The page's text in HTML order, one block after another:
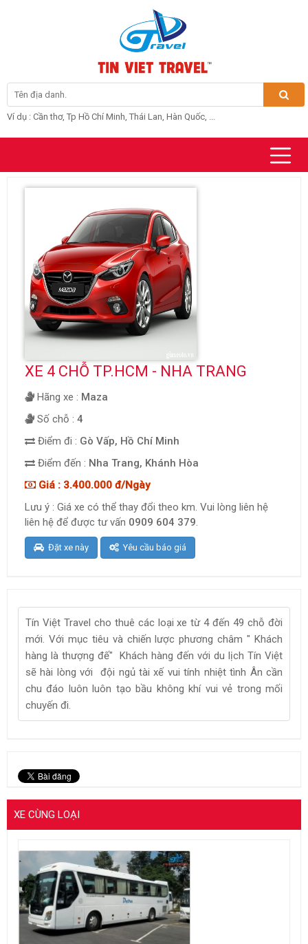
Ví dụ : Cần thơ, Tp Hồ Chí Minh, Thái Lan, Hàn Quốc, ...
XE 4 CHỖ TP.HCM - NHA TRANG
Hãng xe : Maza
Số chỗ : 4
Điểm đi : Gò Vấp, Hồ Chí Minh
Điểm đến : Nha Trang, Khánh Hòa
Giá : 3.400.000 đ/Ngày
Lưu ý : Giá xe có thể thay đổi theo km. Vui lòng liên hệ
liên hệ để được tư vấn 0909 604 379.
Đặt xe này Yêu cầu báo giá
Tín Việt Travel cho thuê các loại xe từ 4 đến 49 chỗ đời
mới. Với mục tiêu và chiến lược phương châm " Khách
hàng là thượng đế" Khách hàng đến với du lịch Tín Việt
sẽ hài lòng với đội ngủ tài xế vui tính nhiệt tình Ân cần
chu đáo luôn luôn tạo bầu không khí vui vẻ trong mối
chuyến đi.
XE CÙNG LOẠI